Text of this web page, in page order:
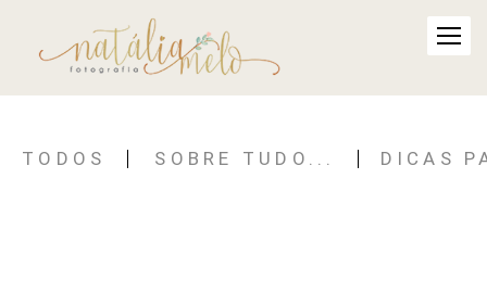
TODOS SOBRE TUDO... DICAS